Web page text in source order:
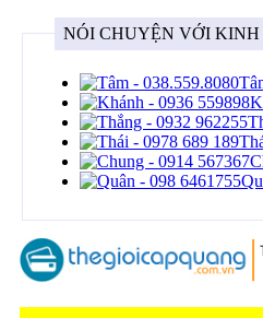
NÓI CHUYỆN VỚI